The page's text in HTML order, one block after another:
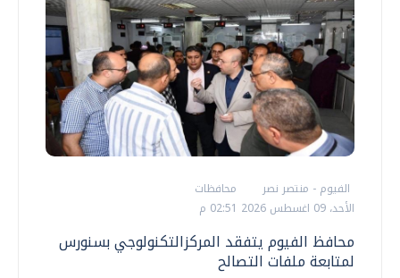
الفيوم - منتصر نصر
محافظات
الأحد، 09 اغسطس 2026 02:51 م
محافظ الفيوم يتفقد المركزالتكنولوجي بسنورس
لمتابعة ملفات التصالح